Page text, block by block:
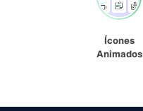
Ícones
Animados